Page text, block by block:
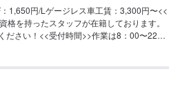
1,650円/Lゲージレス車工賃：3,300円〜<<
格を持ったスタッフが在籍しております。
ださい！<<受付時間>>作業は8：00〜22：